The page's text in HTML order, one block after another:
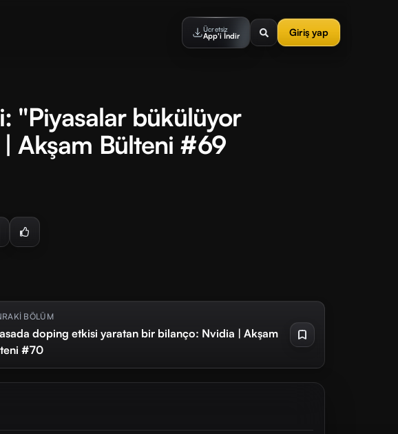
Ücretsiz
App'i İndir Giriş yap
"Piyasalar bükülüyor
| Akşam Bülteni #69
BÖLÜM
doping etkisi yaratan bir bilanço: Nvidia | Akşam
#70